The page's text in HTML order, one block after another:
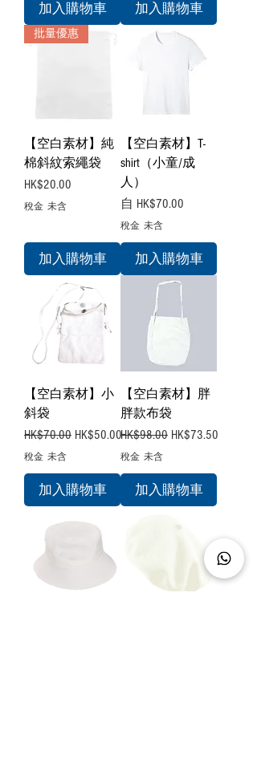
加入購物車 加入購物車
批量優惠
【空白素材】純
棉斜紋索繩袋
價格
HK$20.00
稅金 未含
加入購物車
【空白素材】T-
shirt（小童/成
人）
自 HK$70.00
促銷價格
稅金 未含
加入購物車
【空白素材】小
斜袋
一般價格
HK$70.00 促銷價格
HK$50.00
稅金 未含
加入購物車
【空白素材】胖
胖款布袋
一般價格
HK$98.00 促銷價格
HK$73.50
稅金 未含
加入購物車